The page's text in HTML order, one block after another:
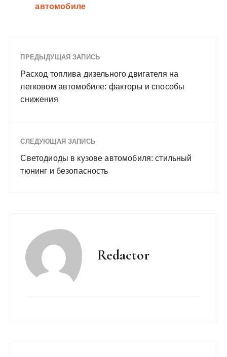
автомобиле
ПРЕДЫДУЩАЯ ЗАПИСЬ
Расход топлива дизельного двигателя на
легковом автомобиле: факторы и способы
снижения
СЛЕДУЮЩАЯ ЗАПИСЬ
Светодиоды в кузове автомобиля: стильный
тюнинг и безопасность
Redactor